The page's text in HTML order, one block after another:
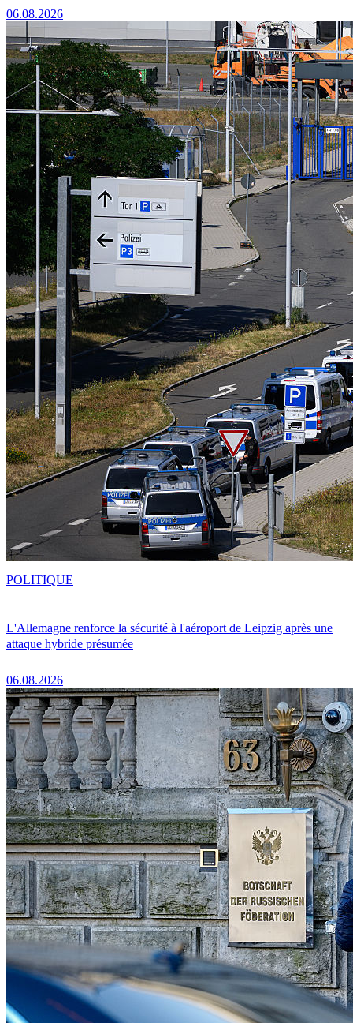
06.08.2026
L'Allemagne renforce la sécurité à l'aéroport de Leipzig après une
attaque hybride présumée
06.08.2026
POLITIQUE